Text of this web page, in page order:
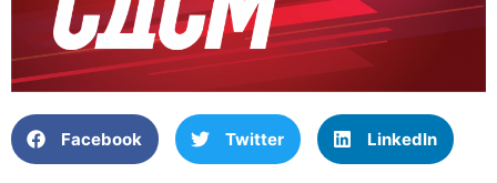
Facebook Twitter LinkedIn